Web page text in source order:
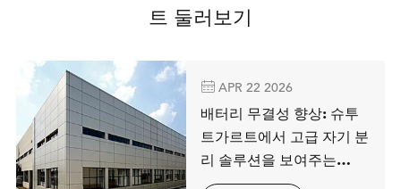
트 둘러보기
 APR 22 2026
배터리 무결성 향상: 슈투
트가르트에서 고급 자기 분
리 솔루션을 보여주는
MAG SPRING